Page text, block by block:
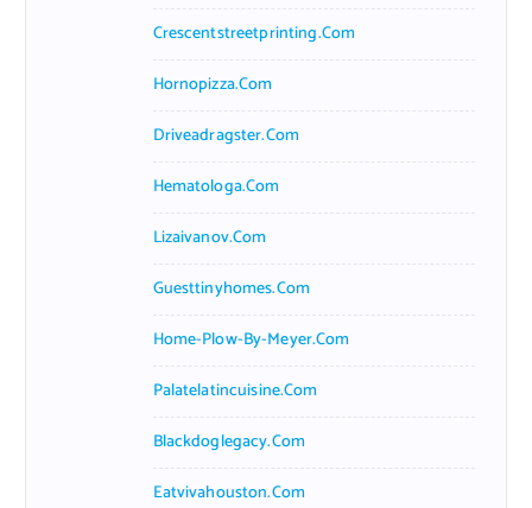
Crescentstreetprinting.com
Hornopizza.com
Driveadragster.com
Hematologa.com
Lizaivanov.com
Guesttinyhomes.com
Home-Plow-By-Meyer.com
Palatelatincuisine.com
Blackdoglegacy.com
Eatvivahouston.com